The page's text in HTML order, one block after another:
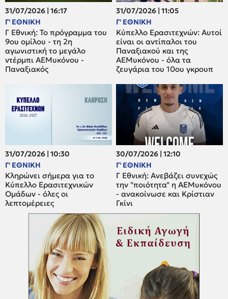
31/07/2026 | 16:17
Γ' ΕΘΝΙΚΗ
Γ Εθνική: Το πρόγραμμα του
9ου ομίλου - τη 2η
αγωνιστική το μεγάλο
ντέρμπι ΑΕΜυκόνου -
Παναξιακός
31/07/2026 | 11:05
Γ' ΕΘΝΙΚΗ
Κύπελλο Ερασιτεχνών: Αυτοί
είναι οι αντίπαλοι του
Παναξιακού και της
ΑΕΜυκόνου - όλα τα
ζευγάρια του 10ου γκρουπ
31/07/2026 | 10:30
Γ' ΕΘΝΙΚΗ
Κληρώνει σήμερα για το
Κύπελλο Ερασιτεχνικών
Ομάδων - όλες οι
λεπτομέρειες
30/07/2026 | 12:10
Γ' ΕΘΝΙΚΗ
Γ Εθνική: Ανεβάζει συνεχώς
την "ποιότητα" η ΑΕΜυκόνου
- ανακοίνωσε και Κρίστιαν
Γκίνι